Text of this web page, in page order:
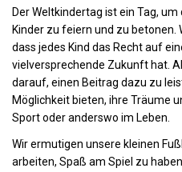
Der Weltkindertag ist ein Tag,
Kinder zu feiern und zu
dass jedes Kind das Recht auf
vielversprechende Zukunft hat.
darauf, einen Beitrag dazu zu
Möglichkeit bieten, ihre Träume
Sport oder anderswo im Leben.
Wir ermutigen unsere kleinen
arbeiten, Spaß am Spiel zu